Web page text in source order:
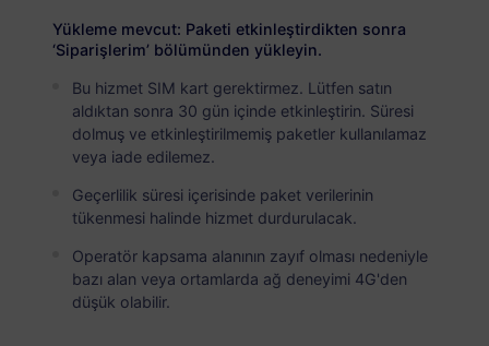
Orta Doğu (10+ ülke)
5 GB
30 Günler
USD 16.00
Yükleme mevcut: Paketi etkinleştirdikten sonra
‘Siparişlerim’ bölümünden yükleyin.
Bu hizmet SIM kart gerektirmez. Lütfen satın
aldıktan sonra 30 gün içinde etkinleştirin. Süresi
dolmuş ve etkinleştirilmemiş paketler kullanılamaz
veya iade edilemez.
Geçerlilik süresi içerisinde paket verilerinin
tükenmesi halinde hizmet durdurulacak.
Operatör kapsama alanının zayıf olması nedeniyle
bazı alan veya ortamlarda ağ deneyimi 4G'den
düşük olabilir.